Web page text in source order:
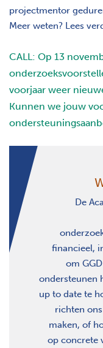
projectmentor
Meer weten? Lees
CALL: Op 13
voorjaar weer
Kunnen we jouw
De
financieel,
om
ondersteunen
up to date te
richten
maken, of
op concrete